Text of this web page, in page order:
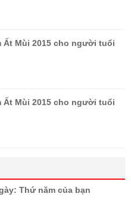
Mùi 2015 cho người tuổi
Mùi 2015 cho người tuổi
Thứ năm của bạn